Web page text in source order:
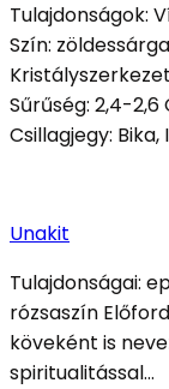
Tulajdonságok:
Szín:
Sűrűség: 2,4-
Csillagjegy:
Unakit
Tulajdonságai:
rózsaszín
köveként is
spiritualitással…